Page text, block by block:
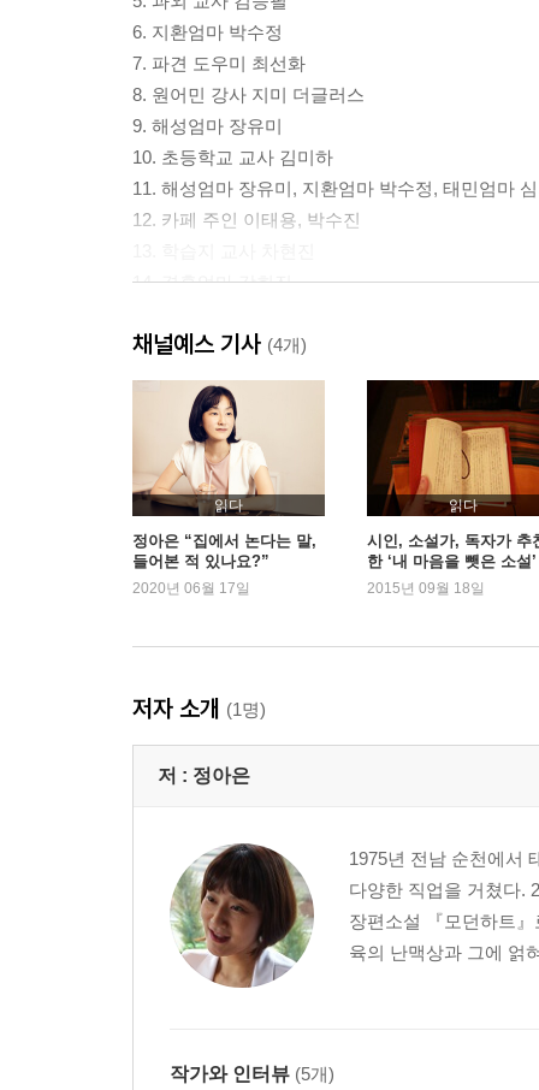
6. 지환엄마 박수정
7. 파견 도우미 최선화
8. 원어민 강사 지미 더글러스
9. 해성엄마 장유미
10. 초등학교 교사 김미하
11. 해성엄마 장유미, 지환엄마 박수정, 태민엄마
12. 카페 주인 이태용, 박수진
14. 경훈엄마 강희진
16. 해성아빠 고성민
17. 경훈엄마 강희진
18. 초등학교 교사 김미하
19. 대학생 이서영
20. 초등학교 교장 최정상
21. 지환엄마 박수정
22. 태민엄마 심지현
23. 해성엄마 장유미
24. 초등학생 허지환
채널예스 기사 (4개)
읽다
정아은 “집에서 논다는 말,
들어본 적 있나요?”
2020년 06월 17일
읽다
시인, 소설가, 독자가 추
한 ‘내 마음을 뺏은 소설’
2015년 09월 18일
저자 소개 (1명)
저 : 정아은
1975년 전남 순천에서
다양한 직업을 거쳤다.
장편소설 『모던하트
육의 난맥상과 그에 얽
작가와 인터뷰 (5개)